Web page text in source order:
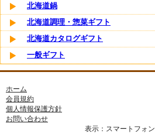
北海道鍋
北海道調理・惣菜ギフト
北海道カタログギフト
一般ギフト
ホーム
会員規約
個人情報保護方針
お問い合わせ
表示： スマートフォン